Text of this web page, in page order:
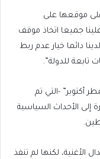
موقعها على
جميعا اتخاذ موقف
دائما خيار عدم ربط
تابعة للدولة”.
أكتوبر” -التي تم
إلى الأحداث السياسية
الأغنية، لكنها لم تنفذ